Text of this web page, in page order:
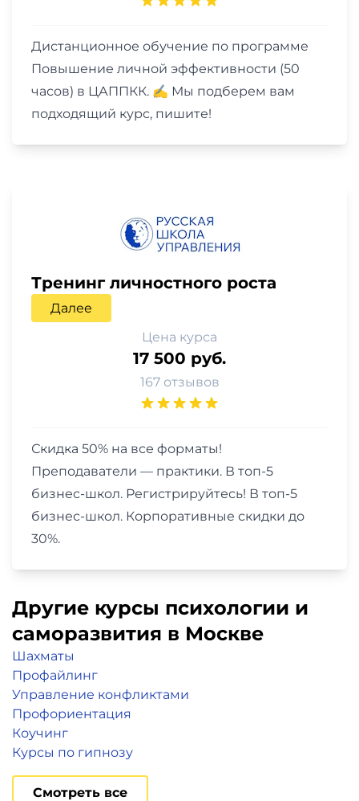
Дистанционное обучение по программе
Повышение личной эффективности (50
часов) в ЦАППКК. ✍ Мы подберем вам
подходящий курс, пишите!
Тренинг личностного роста
Далее
Цена курса
17 500 руб.
167 отзывов
Скидка 50% на все форматы!
Преподаватели — практики. В топ-5
бизнес-школ. Регистрируйтесь! В топ-5
бизнес-школ. Корпоративные скидки до
30%.
Другие курсы психологии и
саморазвития в Москве
Шахматы
Профайлинг
Управление конфликтами
Профориентация
Коучинг
Курсы по гипнозу
Смотреть все